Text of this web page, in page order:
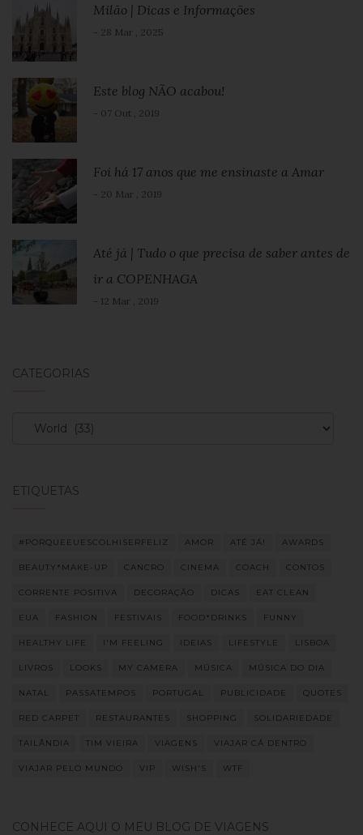
Milão | Dicas e Informações
- 28 Mar , 2025
Este blog NÃO acabou!
- 07 Out , 2019
Foi há 17 anos que me ensinaste a Amar
- 20 Mar , 2019
Até já | Tudo o que precisa de saber antes de
ir a COPENHAGA
- 12 Mar , 2019
CATEGORIAS
Categorias
ETIQUETAS
#PORQUEEUESCOLHISERFELIZ AMOR ATÉ JÁ! AWARDS
BEAUTY*MAKE-UP CANCRO CINEMA COACH CONTOS
CORRENTE POSITIVA DECORAÇÃO DICAS EAT CLEAN
EUA FASHION FESTIVAIS FOOD*DRINKS FUNNY
HEALTHY LIFE I'M FEELING IDEIAS LIFESTYLE LISBOA
LIVROS LOOKS MY CAMERA MÚSICA MÚSICA DO DIA
NATAL PASSATEMPOS PORTUGAL PUBLICIDADE QUOTES
RED CARPET RESTAURANTES SHOPPING SOLIDARIEDADE
TAILÂNDIA TIM VIEIRA VIAGENS VIAJAR CÁ DENTRO
VIAJAR PELO MUNDO VIP WISH'S WTF
CONHECE AQUI O MEU BLOG DE VIAGENS